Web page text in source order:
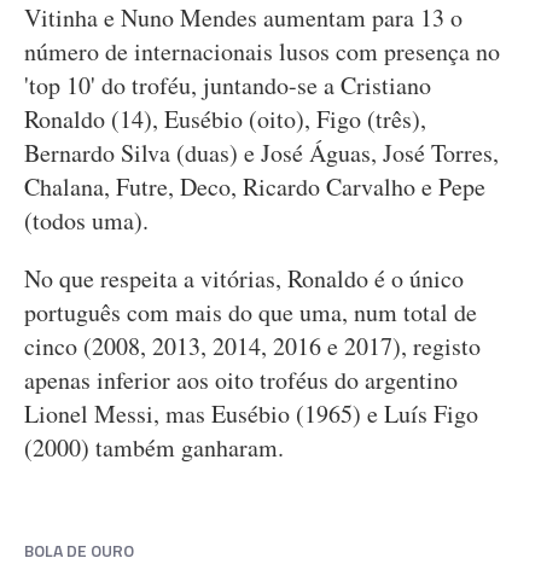
Vitinha e Nuno Mendes aumentam para 13 o
número de internacionais lusos com presença no
'top 10' do troféu, juntando-se a Cristiano
Ronaldo (14), Eusébio (oito), Figo (três),
Bernardo Silva (duas) e José Águas, José Torres,
Chalana, Futre, Deco, Ricardo Carvalho e Pepe
(todos uma).
No que respeita a vitórias, Ronaldo é o único
português com mais do que uma, num total de
cinco (2008, 2013, 2014, 2016 e 2017), registo
apenas inferior aos oito troféus do argentino
Lionel Messi, mas Eusébio (1965) e Luís Figo
(2000) também ganharam.
BOLA DE OURO